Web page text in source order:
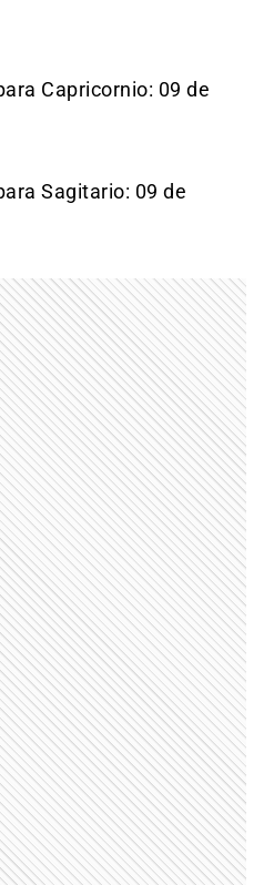
Capricornio: 09 de
Sagitario: 09 de